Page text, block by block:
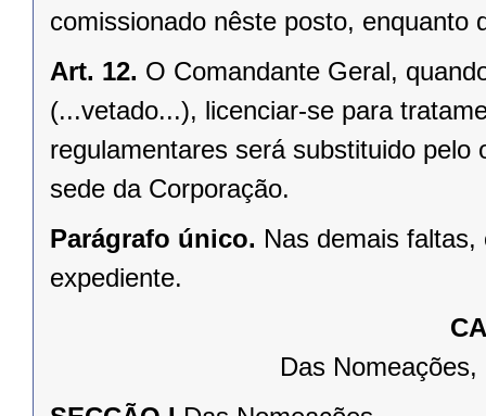
comissionado nêste posto, enquanto
Art. 12. O Comandante Geral,
(...vetado...), licenciar-se para
regulamentares será substituido
sede da Corporação.
Parágrafo único. Nas demais
expediente.
Das